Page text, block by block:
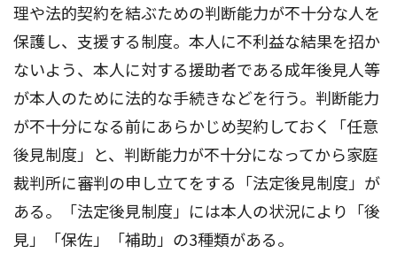
理や法的契約を結ぶための判断能力が不十分な人を
保護し、支援する制度。本人に不利益な結果を招か
ないよう、本人に対する援助者である成年後見人等
が本人のために法的な手続きなどを行う。判断能力
が不十分になる前にあらかじめ契約しておく「任意
後見制度」と、判断能力が不十分になってから家庭
裁判所に審判の申し立てをする「法定後見制度」が
ある。「法定後見制度」には本人の状況により「後
見」「保佐」「補助」の3種類がある。